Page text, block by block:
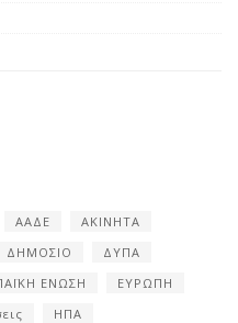
ΑΑΔΕ
ΑΚΙΝΗΤΑ
ΔΗΜΟΣΙΟ
ΔΥΠΑ
ΕΝΩΣΗ
ΕΥΡΩΠΗ
ΗΠΑ